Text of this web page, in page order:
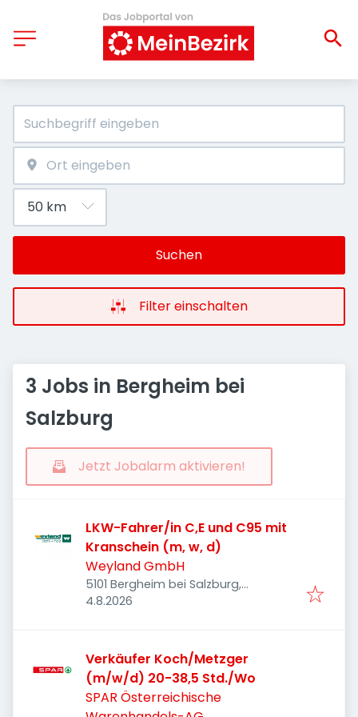
Suchen
Filter einschalten
3 Jobs in Bergheim bei
Salzburg
Jetzt Jobalarm aktivieren!
LKW-Fahrer/in C,E und C95 mit
Kranschein (m, w, d)
Weyland GmbH
5101 Bergheim bei Salzburg,
Österreich
Veröffentlicht
4.8.2026
Verkäufer Koch/Metzger
(m/w/d) 20-38,5 Std./Wo
SPAR Österreichische